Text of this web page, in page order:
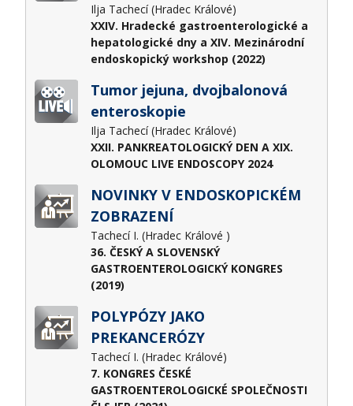
Ilja Tachecí (Hradec Králové)
XXIV. Hradecké gastroenterologické a
hepatologické dny a XIV. Mezinárodní
endoskopický workshop (2022)
Tumor jejuna, dvojbalonová
enteroskopie
Ilja Tachecí (Hradec Králové)
XXII. PANKREATOLOGICKÝ DEN A XIX.
OLOMOUC LIVE ENDOSCOPY 2024
NOVINKY V ENDOSKOPICKÉM
ZOBRAZENÍ
Tachecí I. (Hradec Králové )
36. ČESKÝ A SLOVENSKÝ
GASTROENTEROLOGICKÝ KONGRES
(2019)
POLYPÓZY JAKO
PREKANCERÓZY
Tachecí I. (Hradec Králové)
7. KONGRES ČESKÉ
GASTROENTEROLOGICKÉ SPOLEČNOSTI